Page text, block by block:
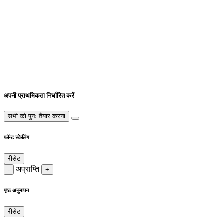
अपनी प्राथमिकता निर्धारित करें
सभी को पुनः तैयार करना
फ़ॉन्ट स्केलिंग
रीसेट
-
अप्राप्ति +
पृष्ठ अनुमापन
रीसेट